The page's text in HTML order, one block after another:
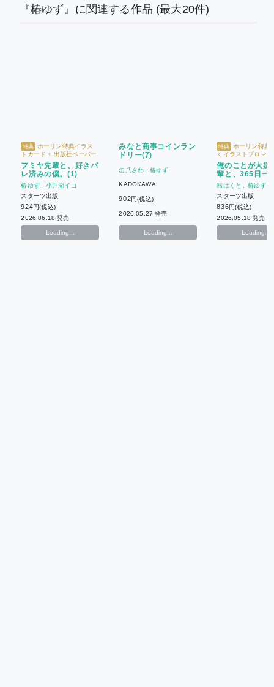
『椿ゆず』に関連する作品 (最大20件)
特典 ホーリン特典イラス
トカード + 出版社ペーパー
フミヤ先輩と、好きバ
レ済みの僕。(1)
椿ゆず
小井湖イコ
スターツ出版
924円(税込)
2026.06.18 発売
Loading...
みなと商事コインラン
ドリー(7)
缶爪さわ 椿ゆず
KADOKAWA
902円(税込)
2026.05.27 発売
Loading...
特典 ホーリン特典
くイラストブロマイ
俺のことが大嫌
輩と、365日一
まずい話
転はくと
椿ゆず
スターツ出版
836円(税込)
2026.05.18 発売
Loading...